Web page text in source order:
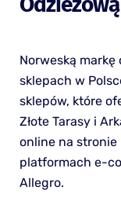
Norweską
sklepach w
sklepów, które
Złote Tarasy i
online na stronie
platformach e-
Allegro.